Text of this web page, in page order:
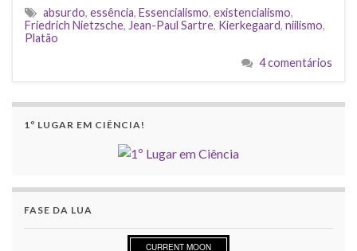
absurdo, essência, Essencialismo, existencialismo,
Friedrich Nietzsche, Jean-Paul Sartre, Kierkegaard, niilismo,
Platão
4 comentários
1º LUGAR EM CIÊNCIA!
FASE DA LUA